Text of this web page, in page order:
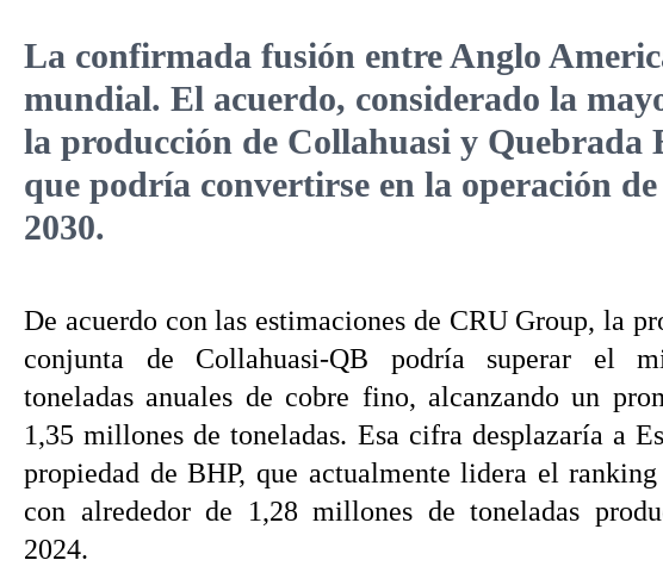
La confirmada fusión entre Anglo
mundial. El acuerdo, considerado la
la producción de Collahuasi y
que podría convertirse en la operación
2030.
De acuerdo con las estimaciones de CRU Group, la
conjunta de Collahuasi-QB podría superar el
toneladas anuales de cobre fino, alcanzando un
1,35 millones de toneladas. Esa cifra desplazaría a
propiedad de BHP, que actualmente lidera el
con alrededor de 1,28 millones de toneladas
2024.